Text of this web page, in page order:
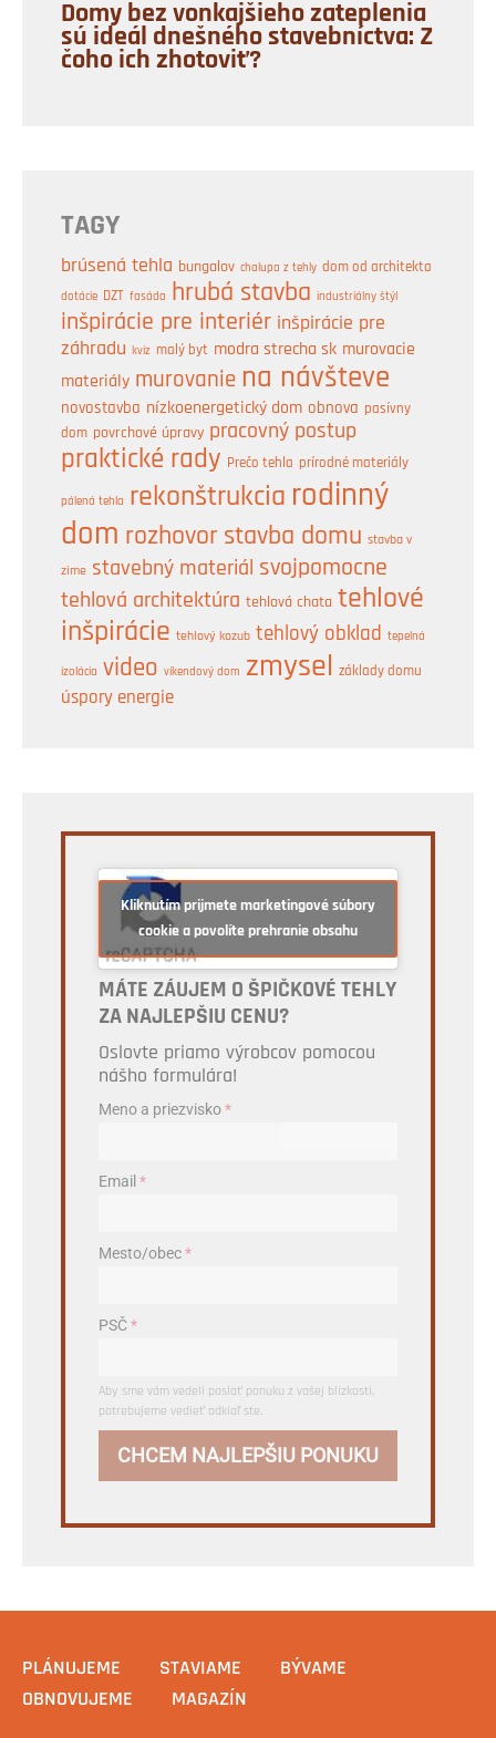
Domy bez vonkajšieho zateplenia
sú ideál dnešného stavebníctva: Z
čoho ich zhotoviť?
TAGY
brúsená tehla bungalov chalupa z tehly dom od architekta
dotácie DZT fasáda hrubá stavba industriálny štýl
inšpirácie pre interiér inšpirácie pre
záhradu kvíz malý byt modra strecha sk murovacie
materiály murovanie na návšteve
novostavba nízkoenergetický dom obnova pasívny
dom povrchové úpravy pracovný postup
praktické rady Prečo tehla prírodné materiály
pálená tehla rekonštrukcia rodinný
dom rozhovor stavba domu stavba v
zime stavebný materiál svojpomocne
tehlová architektúra tehlová chata tehlové
inšpirácie tehlový kozub tehlový obklad tepelná
izolácia video víkendový dom zmysel základy domu
úspory energie
Kliknutím prijmete marketingové súbory
cookie a povolíte prehranie obsahu
MÁTE ZÁUJEM O ŠPIČKOVÉ TEHLY
ZA NAJLEPŠIU CENU?
Oslovte priamo výrobcov pomocou
nášho formulára!
Meno a priezvisko*
Email *
Mesto/obec*
PSČ*
Aby sme vám vedeli poslať ponuku z vašej blízkosti,
potrebujeme vedieť odkiaľ ste.
CHCEM NAJLEPŠIU PONUKU
PLÁNUJEME STAVIAME
BÝVAME
OBNOVUJEME
MAGAZÍN